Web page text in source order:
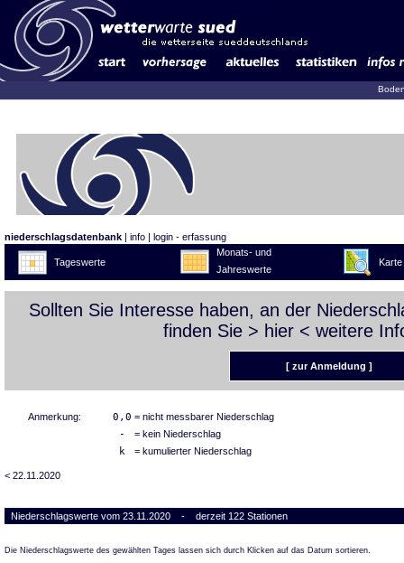
niederschlagsdatenbank | info | login - erfassung
Tageswerte
Monats- und
Jahreswerte
Karte
Sollten Sie Interesse haben, an der
finden Sie > hier < weitere
[ zur Anmeldung ]
Anmerkung: 0,0 = nicht messbarer Niederschlag
- = kein Niederschlag
k = kumulierter Niederschlag
< 22.11.2020
Niederschlagswerte vom 23.11.2020 - derzeit 122 Stationen
Die Niederschlagswerte des gewählten Tages lassen sich durch Klicken auf das Datum sortieren.